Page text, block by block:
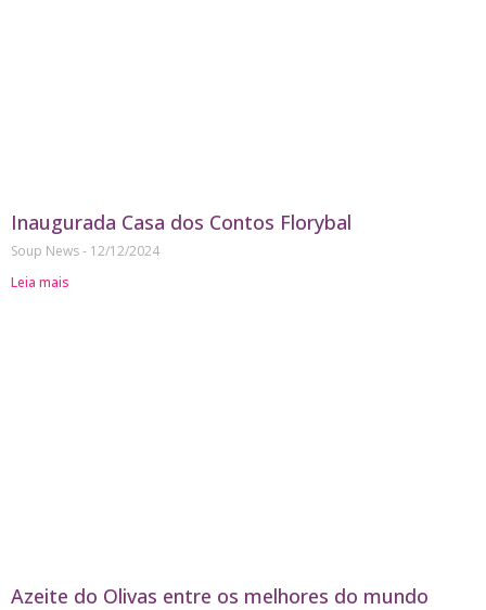
Inaugurada Casa dos Contos Florybal
Soup News
12/12/2024
Leia mais
Azeite do Olivas entre os melhores do mundo